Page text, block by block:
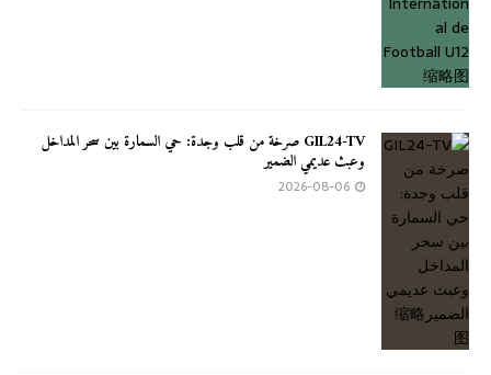
GIL24-TV صرخة من قلب وجدة: حي السمارة بين سحر المداخل
وعبث عديمي الضمير
2026-08-06